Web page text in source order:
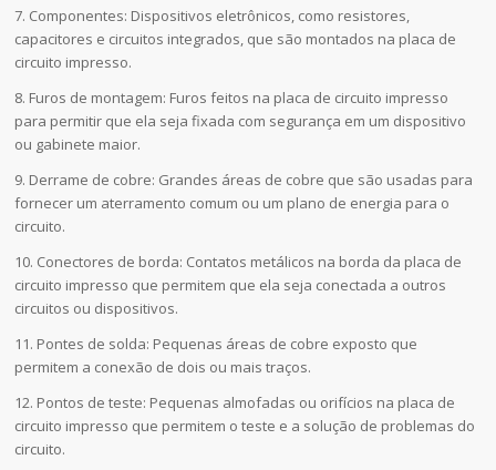
7. Componentes: Dispositivos eletrônicos, como resistores,
capacitores e circuitos integrados, que são montados na placa de
circuito impresso.
8. Furos de montagem: Furos feitos na placa de circuito impresso
para permitir que ela seja fixada com segurança em um dispositivo
ou gabinete maior.
9. Derrame de cobre: Grandes áreas de cobre que são usadas para
fornecer um aterramento comum ou um plano de energia para o
circuito.
10. Conectores de borda: Contatos metálicos na borda da placa de
circuito impresso que permitem que ela seja conectada a outros
circuitos ou dispositivos.
11. Pontes de solda: Pequenas áreas de cobre exposto que
permitem a conexão de dois ou mais traços.
12. Pontos de teste: Pequenas almofadas ou orifícios na placa de
circuito impresso que permitem o teste e a solução de problemas do
circuito.